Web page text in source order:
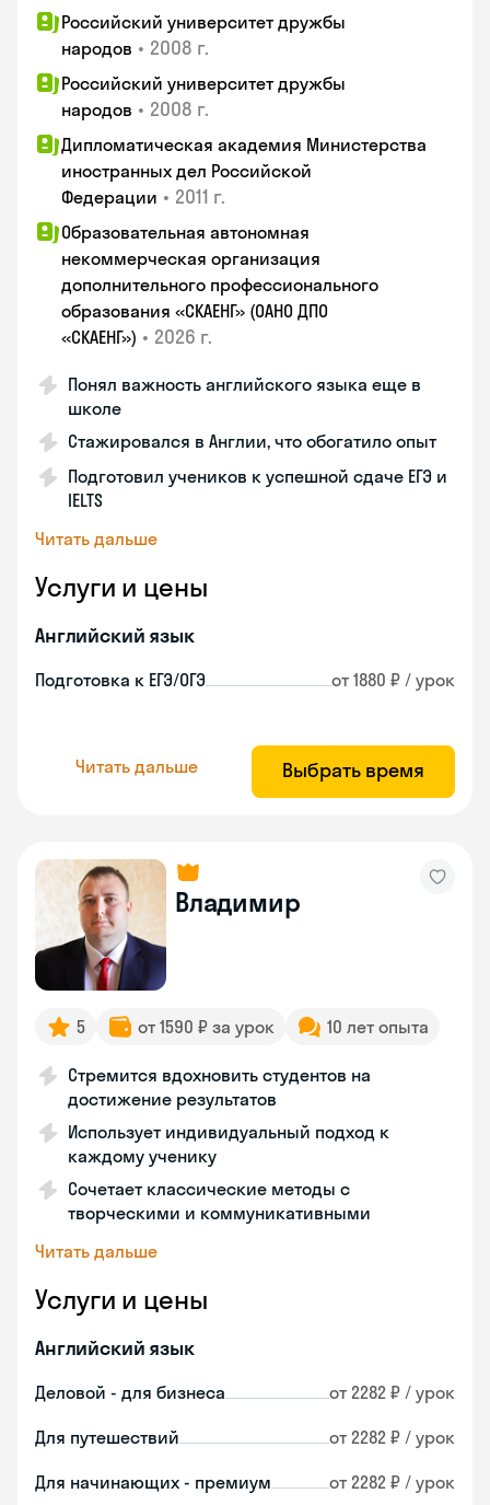
Российский университет дружбы
народов • 2008 г.
Российский университет дружбы
народов • 2008 г.
Дипломатическая академия Министерства
иностранных дел Российской
Федерации • 2011 г.
Образовательная автономная
некоммерческая организация
дополнительного профессионального
образования «СКАЕНГ» (ОАНО ДПО
«СКАЕНГ») • 2026 г.
Понял важность английского языка еще в
школе
Стажировался в Англии, что обогатило опыт
Подготовил учеников к успешной сдаче ЕГЭ и
IELTS
Читать дальше
Услуги и цены
Английский язык
Подготовка к ЕГЭ/ОГЭ от 1880 ₽ / урок
Читать дальше Выбрать время
Владимир
5 от 1590 ₽ за урок 10 лет опыта
Стремится вдохновить студентов на
достижение результатов
Использует индивидуальный подход к
каждому ученику
Сочетает классические методы с
творческими и коммуникативными
Читать дальше
Услуги и цены
Английский язык
Деловой - для бизнеса от 2282 ₽ / урок
Для путешествий от 2282 ₽ / урок
Для начинающих - премиум от 2282 ₽ / урок